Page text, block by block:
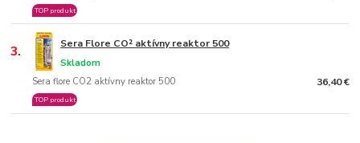
TOP produkt
3. Sera Flore CO² aktívny reaktor 500
Sera flore CO2 aktívny reaktor 500
Skladom
TOP produkt
36,40 €